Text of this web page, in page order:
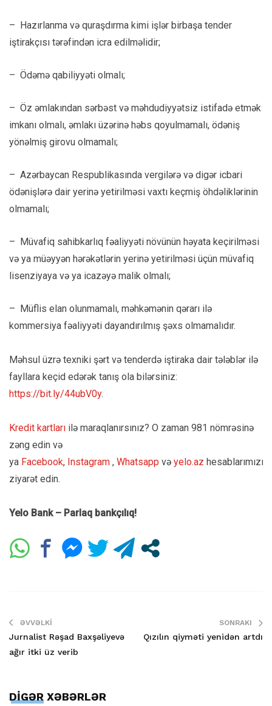
– Hazırlanma və quraşdırma kimi işlər birbaşa tender
iştirakçısı tərəfindən icra edilməlidir;
– Ödəmə qabiliyyəti olmalı;
– Öz əmlakından sərbəst və məhdudiyyətsiz istifadə etmək
imkanı olmalı, əmlakı üzərinə həbs qoyulmamalı, ödəniş
yönəlmiş girovu olmamalı;
– Azərbaycan Respublikasında vergilərə və digər icbari
ödənişlərə dair yerinə yetirilməsi vaxtı keçmiş öhdəliklərinin
olmamalı;
– Müvafiq sahibkarlıq fəaliyyəti növünün həyata keçirilməsi
və ya müəyyən hərəkətlərin yerinə yetirilməsi üçün müvafiq
lisenziyaya və ya icazəyə malik olmalı;
– Müflis elan olunmamalı, məhkəmənin qərarı ilə
kommersiya fəaliyyəti dayandırılmış şəxs olmamalıdır.
Məhsul üzrə texniki şərt və tenderdə iştiraka dair tələblər ilə
fayllara keçid edərək tanış ola bilərsiniz:
https://bit.ly/44ubV0y.
Kredit kartları ilə maraqlanırsınız? O zaman 981 nömrəsinə
zəng edin və
ya Facebook, Instagram , Whatsapp və yelo.az hesablarımızı
ziyarət edin.
Yelo Bank – Parlaq bankçılıq!
ƏVVƏLKI
Jurnalist Rəşad Baxşəliyevə
ağır itki üz verib
SONRAKI
Qızılın qiyməti yenidən artdı
DİGƏR XƏBƏRLƏR